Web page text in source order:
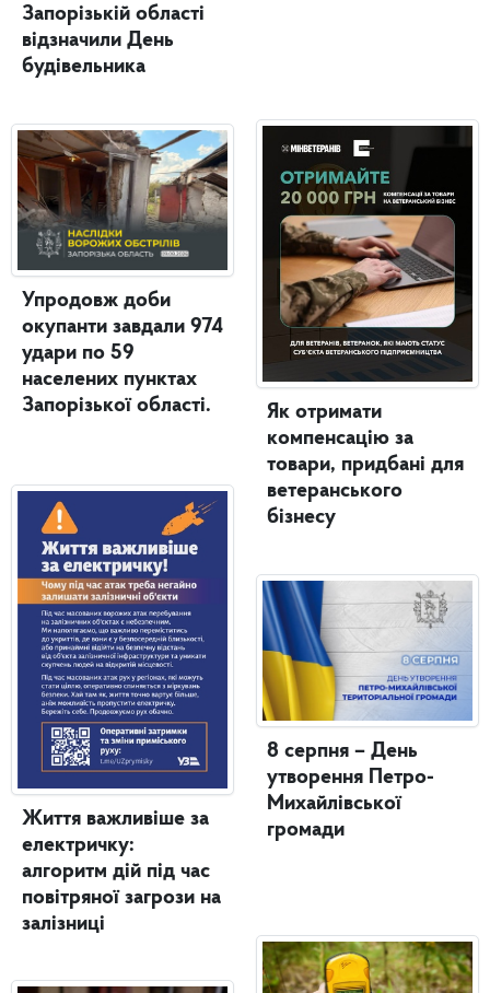
Запорізькій області
відзначили День
будівельника
Упродовж доби
окупанти завдали 974
удари по 59
населених пунктах
Запорізької області.
Життя важливіше за
електричку:
алгоритм дій під час
повітряної загрози на
залізниці
Як отримати
компенсацію за
товари, придбані для
ветеранського
бізнесу
8 серпня – День
утворення Петро-
Михайлівської
громади